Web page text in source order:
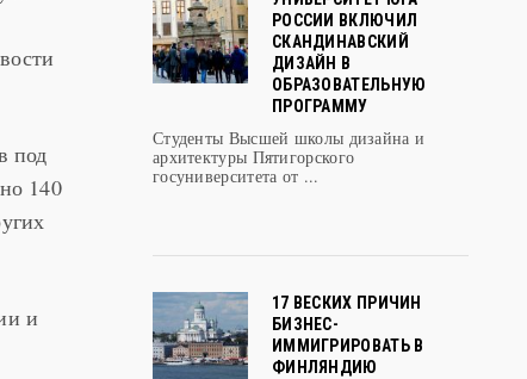
под
140
и
РОССИИ ВКЛЮЧИЛ
СКАНДИНАВСКИЙ
ДИЗАЙН В
ОБРАЗОВАТЕЛЬНУЮ
ПРОГРАММУ
Студенты Высшей школы дизайна и
архитектуры Пятигорского
госуниверситета от ...
17 ВЕСКИХ ПРИЧИН
БИЗНЕС-
ИММИГРИРОВАТЬ В
ФИНЛЯНДИЮ